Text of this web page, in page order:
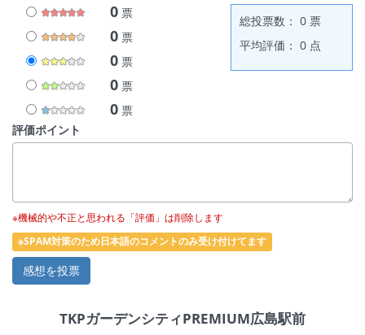
0 票
0 票
0 票
0 票
0 票
総投票数： 0 票
平均評価： 0 点
評価ポイント
※機械的や不正と思われる「評価」は削除します
※SPAM対策のため日本語のコメントのみ受け付けてます
TKPガーデンシティPREMIUM広島駅前